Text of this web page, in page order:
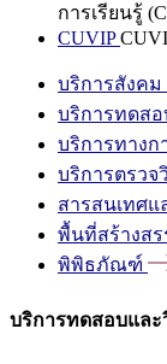
การเรียนรู้
CUVIP
บริการสังคม
บริการทดส
บริการทางก
บริการตรว
สารสนเทศแ
พื้นที่สร้างสร
พิพิธภัณฑ์
บริการทดสอบและ